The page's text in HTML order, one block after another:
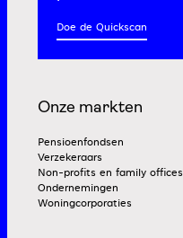
Doe de Quickscan
Onze markten
Pensioenfondsen
Verzekeraars
Non-profits en family offices
Ondernemingen
Woningcorporaties